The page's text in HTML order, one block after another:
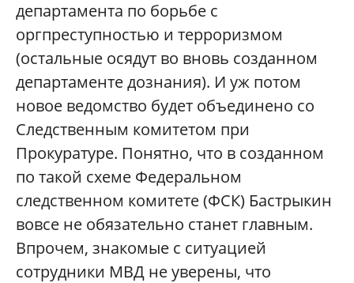
департамента по борьбе с
оргпреступностью и терроризмом
(остальные осядут во вновь созданном
департаменте дознания). И уж потом
новое ведомство будет объединено со
Следственным комитетом при
Прокуратуре. Понятно, что в созданном
по такой схеме Федеральном
следственном комитете (ФСК) Бастрыкин
вовсе не обязательно станет главным.
Впрочем, знакомые с ситуацией
сотрудники МВД не уверены, что